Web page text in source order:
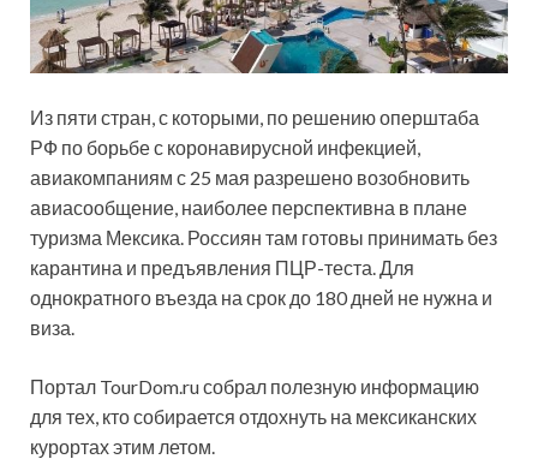
Из пяти стран, с которыми, по решению оперштаба
РФ по борьбе с коронавирусной инфекцией,
авиакомпаниям с 25 мая разрешено возобновить
авиасообщение, наиболее перспективна в плане
туризма Мексика. Россиян там готовы принимать без
карантина и предъявления ПЦР-теста. Для
однократного въезда на срок до 180 дней не нужна и
виза.
Портал TourDom.ru собрал полезную информацию
для тех, кто собирается отдохнуть на мексиканских
курортах этим летом.